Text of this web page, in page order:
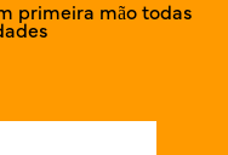
primeira mão todas